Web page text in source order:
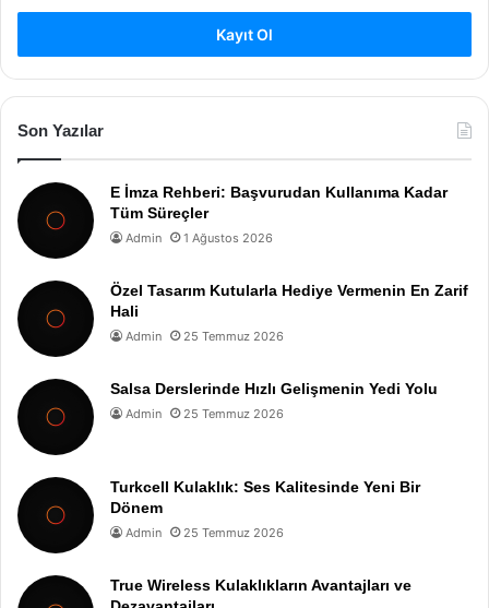
Kayıt Ol
Son Yazılar
E İmza Rehberi: Başvurudan Kullanıma Kadar
Tüm Süreçler
Admin 1 Ağustos 2026
Özel Tasarım Kutularla Hediye Vermenin En Zarif
Hali
Admin 25 Temmuz 2026
Salsa Derslerinde Hızlı Gelişmenin Yedi Yolu
Admin 25 Temmuz 2026
Turkcell Kulaklık: Ses Kalitesinde Yeni Bir
Dönem
Admin 25 Temmuz 2026
True Wireless Kulaklıkların Avantajları ve